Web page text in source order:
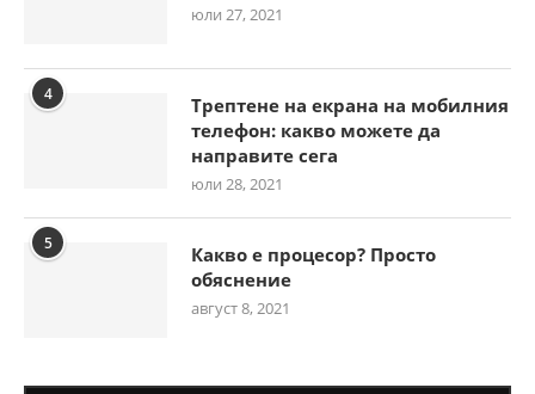
юли 27, 2021
4
Трептене на екрана на мобилния
телефон: какво можете да
направите сега
юли 28, 2021
5
Какво е процесор? Просто
обяснение
август 8, 2021